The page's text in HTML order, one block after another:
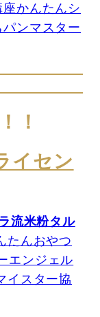
かんたんシ
パンマスター
！
イセン
流米粉タル
たんおやつ
エンジェル
イスター協